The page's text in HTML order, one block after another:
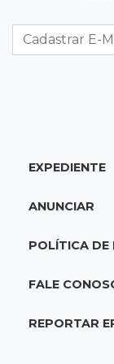
confronto
20:06
abertas em
19:47
Em visita à
EXPEDIENTE
ANUNCIAR
POLÍTICA DE
FALE
REPORTAR